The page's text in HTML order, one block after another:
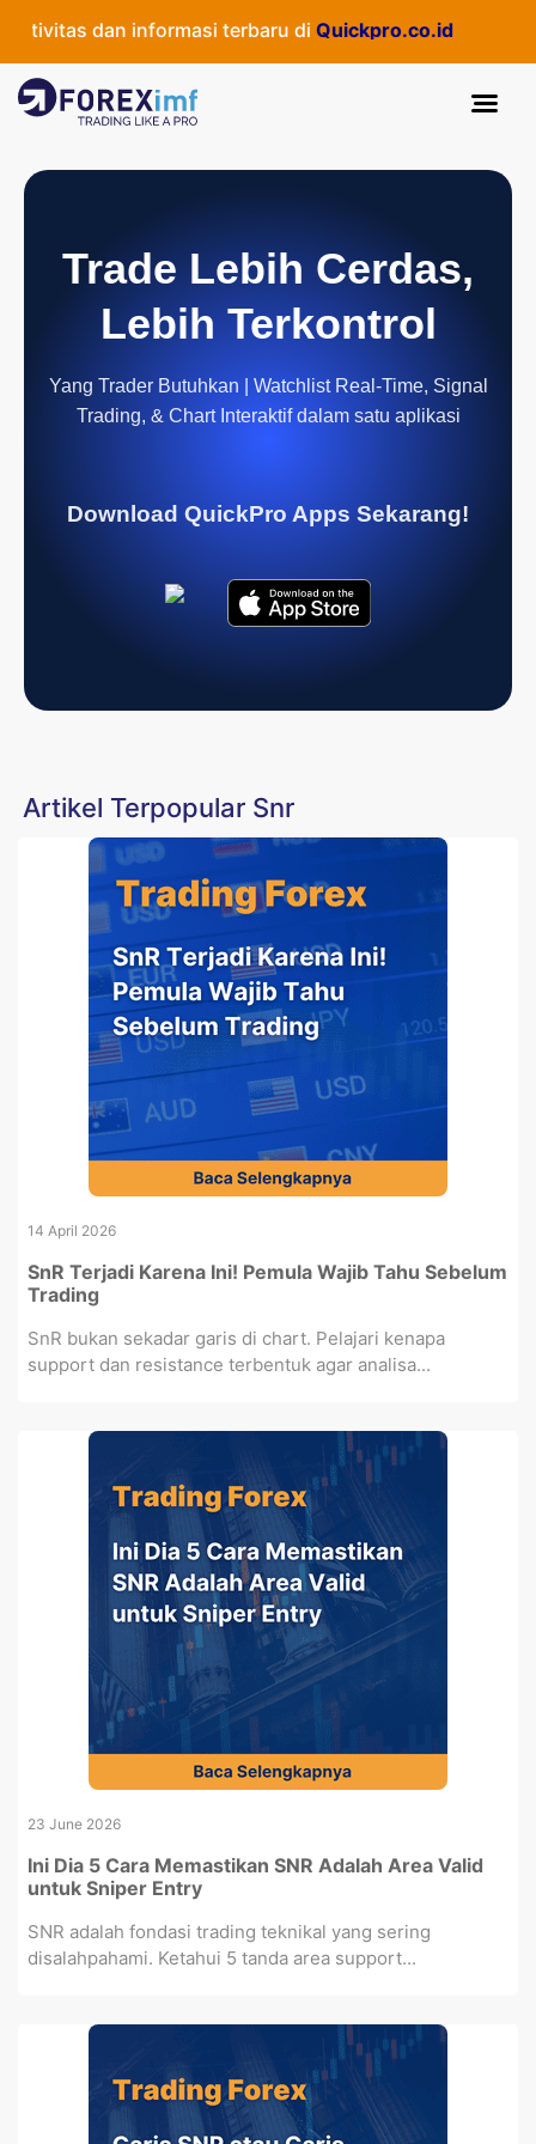
dan informasi terbaru diQuickpro.co.id
Trade Lebih Cerdas,
Lebih Terkontrol
Yang Trader Butuhkan | Watchlist Real-Time, Signal
Trading, & Chart Interaktif dalam satu aplikasi
Download QuickPro Apps Sekarang!
Artikel Terpopular Snr
14 April 2026
SnR Terjadi Karena Ini! Pemula Wajib Tahu Sebelum
Trading
SnR bukan sekadar garis di chart. Pelajari kenapa
support dan resistance terbentuk agar analisa...
23 June 2026
Ini Dia 5 Cara Memastikan SNR Adalah Area Valid
untuk Sniper Entry
SNR adalah fondasi trading teknikal yang sering
disalahpahami. Ketahui 5 tanda area support...